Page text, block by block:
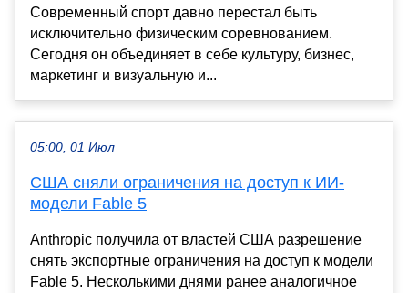
Современный спорт давно перестал быть
исключительно физическим соревнованием.
Сегодня он объединяет в себе культуру, бизнес,
маркетинг и визуальную и...
05:00, 01 Июл
США сняли ограничения на доступ к ИИ-
модели Fable 5
Anthropic получила от властей США разрешение
снять экспортные ограничения на доступ к модели
Fable 5. Несколькими днями ранее аналогичное